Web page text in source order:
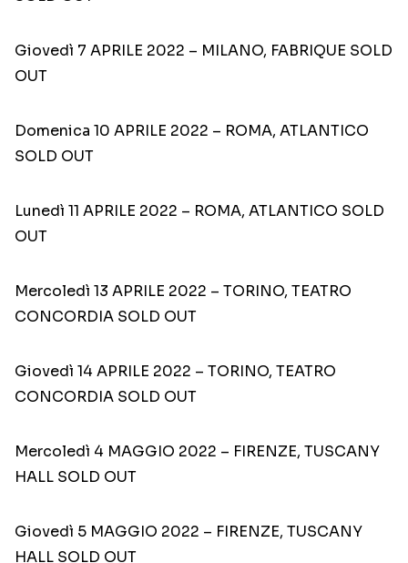
Giovedì 7 APRILE 2022 – MILANO, FABRIQUE SOLD
OUT
Domenica 10 APRILE 2022 – ROMA, ATLANTICO
SOLD OUT
Lunedì 11 APRILE 2022 – ROMA, ATLANTICO SOLD
OUT
Mercoledì 13 APRILE 2022 – TORINO, TEATRO
CONCORDIA SOLD OUT
Giovedì 14 APRILE 2022 – TORINO, TEATRO
CONCORDIA SOLD OUT
Mercoledì 4 MAGGIO 2022 – FIRENZE, TUSCANY
HALL SOLD OUT
Giovedì 5 MAGGIO 2022 – FIRENZE, TUSCANY
HALL SOLD OUT